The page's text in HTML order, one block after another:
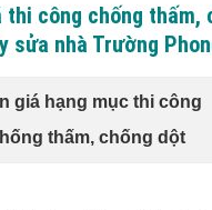
thi công chống thấm,
sửa nhà Trường
giá hạng mục thi công
thấm, chống dột